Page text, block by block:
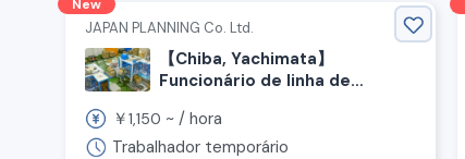
New
JAPAN PLANNING Co. Ltd.
【Chiba, Yachimata】
Funcionário de linha de
￥1,150 ~ / hora
Trabalhador temporário